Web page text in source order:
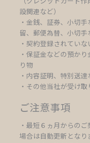
設関連など）
・金銭、証券、小切
留、郵便為替、小切手
・契約登録されてい
・保証金などの預か
り物
・内容証明、特別送達
・その他当社が受け
ご注意事項
・最短６ヵ月からの
場合は自動更新とな